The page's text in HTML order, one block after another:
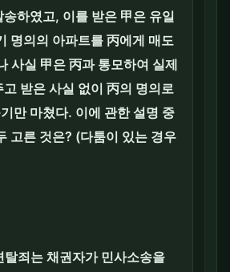
하였고, 이를 받은 甲은 유일
명의의 아파트를 丙에게 매도
사실 甲은 丙과 통모하여 실제
받은 사실 없이 丙의 명의로
만 마쳤다. 이에 관한 설명 중
고른 것은? (다툼이 있는 경우
탈죄는 채권자가 민사소송을